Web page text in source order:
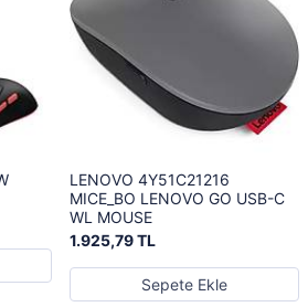
LENOVO 4Y51C21216
MICE_BO LENOVO GO USB-C
WL MOUSE
1.925,79 TL
Sepete Ekle